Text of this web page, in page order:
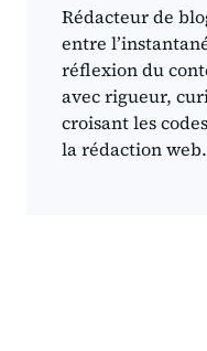
Rédacteur de
entre
réflexion du
avec rigueur,
croisant les
la rédaction web.